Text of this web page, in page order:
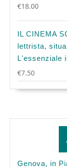
€18.00
IL CINEMA
lettrista,
L'essenziale
€7.50
Genova, in